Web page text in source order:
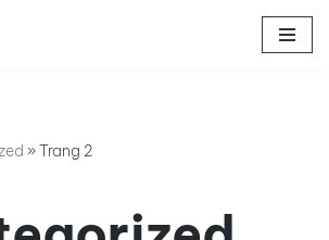
»Trang 2